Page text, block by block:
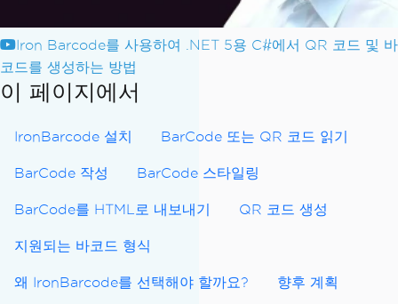
Iron Barcode를 사용하여 .NET 5용 C#에서 QR 코드 및 바
코드를 생성하는 방법
이 페이지에서
IronBarcode 설치 BarCode 또는 QR 코드 읽기
BarCode 작성 BarCode 스타일링
BarCode를 HTML로 내보내기 QR 코드 생성
지원되는 바코드 형식
왜 IronBarcode를 선택해야 할까요? 향후 계획